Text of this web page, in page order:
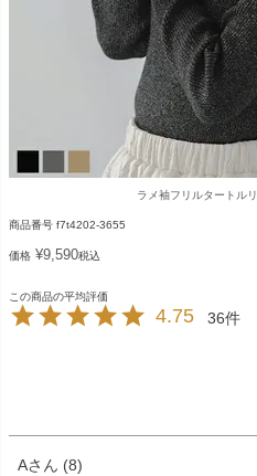
ラメ袖フリルタートル
商品番号 f7t4202-3655
価格 ¥9,590税込
4.75 36
A 8